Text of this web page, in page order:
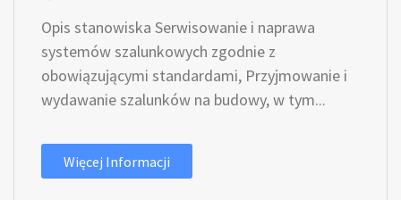
Opis stanowiska Serwisowanie i naprawa
systemów szalunkowych zgodnie z
obowiązującymi standardami, Przyjmowanie i
wydawanie szalunków na budowy, w tym...
Więcej Informacji